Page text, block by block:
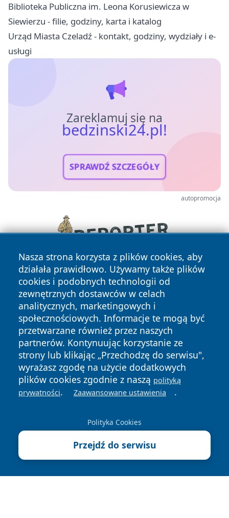
Biblioteka Publiczna im. Leona Korusiewicza w
Siewierzu - filie, godziny, karta i katalog
Urząd Miasta Czeladź - kontakt, godziny, wydziały i e-
usługi
Zareklamuj się na
bedzinski24.pl!
SPRAWDŹ SZCZEGÓŁY
autopromocja
Nasza strona korzysta z plików cookies, aby
działała prawidłowo. Używamy także plików
cookies i podobnych technologii od
zewnętrznych dostawców w celach
analitycznych, marketingowych i
społecznościowych. Informacje te mogą być
przetwarzane również przez naszych
partnerów. Kontynuując korzystanie ze
strony lub klikając „Przechodzę do serwisu",
wyrażasz zgodę na użycie dodatkowych
plików cookies zgodnie z naszą polityką
prywatności. Zaawansowane ustawienia .
Polityka Cookies
Przejdź do serwisu
Copyright © 2026 bedzinski24.pl Wszystkie prawa
zastrzeżone.
News Autorzy
Polityka
Prywatności
Polityka
Cookies